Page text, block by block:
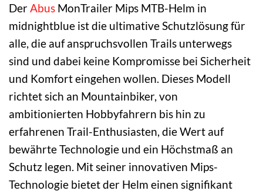
Der Abus MonTrailer Mips MTB-Helm in
midnightblue ist die ultimative Schutzlösung für
alle, die auf anspruchsvollen Trails unterwegs
sind und dabei keine Kompromisse bei Sicherheit
und Komfort eingehen wollen. Dieses Modell
richtet sich an Mountainbiker, von
ambitionierten Hobbyfahrern bis hin zu
erfahrenen Trail-Enthusiasten, die Wert auf
bewährte Technologie und ein Höchstmaß an
Schutz legen. Mit seiner innovativen Mips-
Technologie bietet der Helm einen signifikant